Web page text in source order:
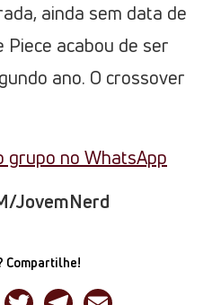
ainda sem data de
Piece acabou de ser
ano. O crossover
grupo no WhatsApp
JovemNerd
Compartilhe!